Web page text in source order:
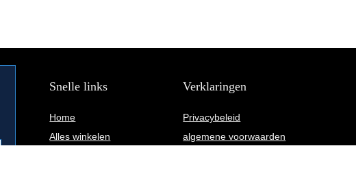
Snelle links
Home
Alles winkelen
Verklaringen
Privacybeleid
algemene voorwaarden